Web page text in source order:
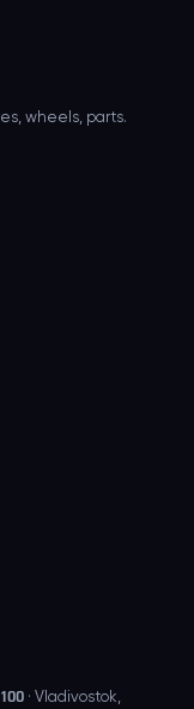
wheels, parts.
· Vladivostok,